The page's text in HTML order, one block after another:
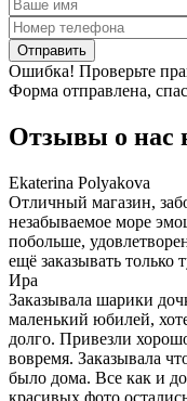
Отправить
Ошибка! Проверьте
Форма отправлена,
Отзывы о нас
Ekaterina Polyakova
Отличный магазин,
незабываемое море
побольше,
ещё заказывать только
Ира
Заказывала шарики
маленький юбилей,
долго. Привезли
вовремя. Заказывала
было дома. Все как и
красивых фото